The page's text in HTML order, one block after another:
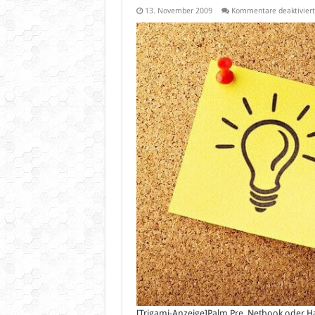
13. November 2009 Kommentare deaktiviert